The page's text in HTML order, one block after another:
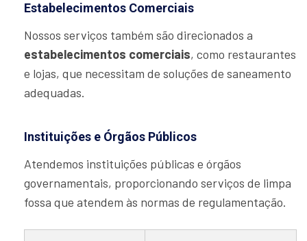
Estabelecimentos Comerciais
Nossos serviços também são direcionados a
estabelecimentos comerciais, como restaurantes
e lojas, que necessitam de soluções de saneamento
adequadas.
Instituições e Órgãos Públicos
Atendemos instituições públicas e órgãos
governamentais, proporcionando serviços de limpa
fossa que atendem às normas de regulamentação.